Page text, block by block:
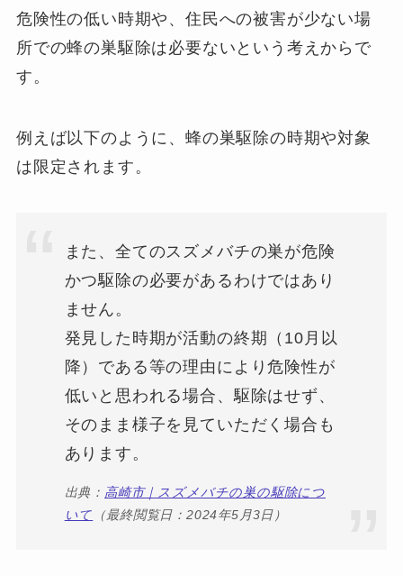
危険性の低い時期や、住民への被害が少ない場
所での蜂の巣駆除は必要ないという考えからで
す。
例えば以下のように、蜂の巣駆除の時期や対象
は限定されます。
また、全てのスズメバチの巣が危険
かつ駆除の必要があるわけではあり
ません。
発見した時期が活動の終期（10月以
降）である等の理由により危険性が
低いと思われる場合、駆除はせず、
そのまま様子を見ていただく場合も
あります。
出典： 高崎市｜スズメバチの巣の駆除につ
いて （最終閲覧日：2024年5月3日）